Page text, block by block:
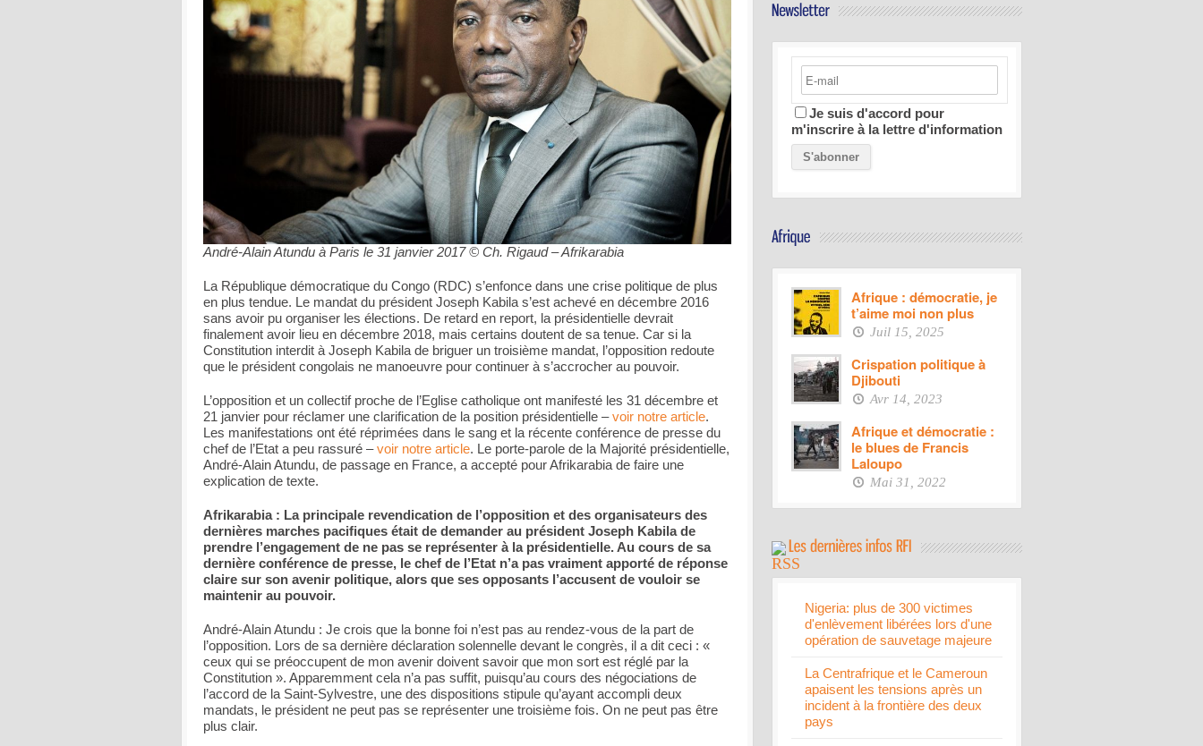
André-Alain Atundu à Paris le 31 janvier 2017 © Ch. Rigaud – Afrikarabia
La République démocratique du Congo (RDC) s’enfonce dans une crise politique de plus
en plus tendue. Le mandat du président Joseph Kabila s’est achevé en décembre 2016
sans avoir pu organiser les élections. De retard en report, la présidentielle devrait
finalement avoir lieu en décembre 2018, mais certains doutent de sa tenue. Car si la
Constitution interdit à Joseph Kabila de briguer un troisième mandat, l’opposition redoute
que le président congolais ne manoeuvre pour continuer à s’accrocher au pouvoir.
L’opposition et un collectif proche de l’Eglise catholique ont manifesté les 31 décembre et
21 janvier pour réclamer une clarification de la position présidentielle –voir notre article.
Les manifestations ont été réprimées dans le sang et la récente conférence de presse du
chef de l’Etat a peu rassuré –voir notre article. Le porte-parole de la Majorité présidentielle,
André-Alain Atundu, de passage en France, a accepté pour Afrikarabia de faire une
explication de texte.
Afrikarabia : La principale revendication de l’opposition et des organisateurs des
dernières marches pacifiques était de demander au président Joseph Kabila de
prendre l’engagement de ne pas se représenter à la présidentielle. Au cours de sa
dernière conférence de presse, le chef de l’Etat n’a pas vraiment apporté de réponse
claire sur son avenir politique, alors que ses opposants l’accusent de vouloir se
maintenir au pouvoir.
André-Alain Atundu : Je crois que la bonne foi n’est pas au rendez-vous de la part de
l’opposition. Lors de sa dernière déclaration solennelle devant le congrès, il a dit ceci : «
ceux qui se préoccupent de mon avenir doivent savoir que mon sort est réglé par la
Constitution ». Apparemment cela n’a pas suffit, puisqu’au cours des négociations de
l’accord de la Saint-Sylvestre, une des dispositions stipule qu’ayant accompli deux
mandats, le président ne peut pas se représenter une troisième fois. On ne peut pas être
plus clair.
Je suis d'accord pour
m'inscrire à la lettre d'information
Afrique : démocratie, je
t’aime moi non plus
Juil 15, 2025
Crispation politique à
Djibouti
Avr 14, 2023
Afrique et démocratie :
le blues de Francis
Laloupo
Mai 31, 2022
Nigeria: plus de 300 victimes
d'enlèvement libérées lors d'une
opération de sauvetage majeure
La Centrafrique et le Cameroun
apaisent les tensions après un
incident à la frontière des deux
pays